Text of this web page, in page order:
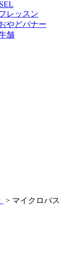
> マイクロバス